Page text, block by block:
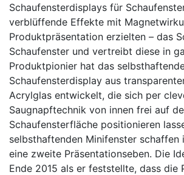
Schaufensterdisplays für
verblüffende Effekte mit
Produktpräsentation erzielten – das
Schaufenster und vertreibt diese in
Produktpionier hat das
Schaufensterdisplay aus
Acrylglas entwickelt, die sich per
Saugnapftechnik von innen frei auf
Schaufensterfläche positionieren
selbsthaftenden Minifenster schaffen
eine zweite Präsentationseben. Die
Ende 2015 als er feststellte, dass die